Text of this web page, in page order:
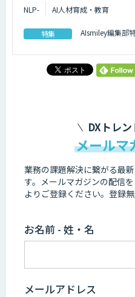
NLP-
AI人材育成・教育
特集 AIsmiley編集部
DXトレ
メールマ
業務の課題解決に繋がる最
す。 メールマガジンの配信
よりご登録ください。登録無
お名前 - 姓・名
メールアドレス